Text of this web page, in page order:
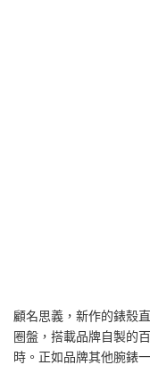
顧名思義，新作的錶殼
圈盤，搭載品牌自製的
時。正如品牌其他腕錶